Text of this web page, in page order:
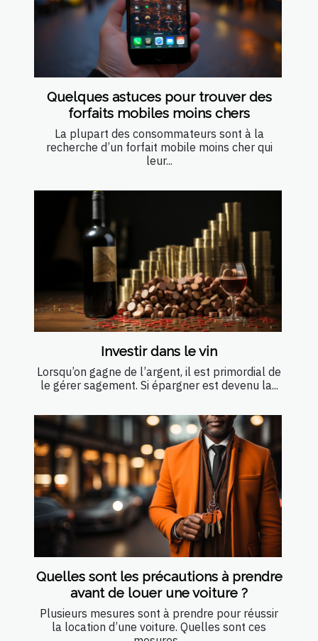
Quelques astuces pour trouver des
forfaits mobiles moins chers
La plupart des consommateurs sont à la
recherche d’un forfait mobile moins cher qui
leur...
Investir dans le vin
Lorsqu’on gagne de l’argent, il est primordial de
le gérer sagement. Si épargner est devenu la...
Quelles sont les précautions à prendre
avant de louer une voiture ?
Plusieurs mesures sont à prendre pour réussir
la location d’une voiture. Quelles sont ces